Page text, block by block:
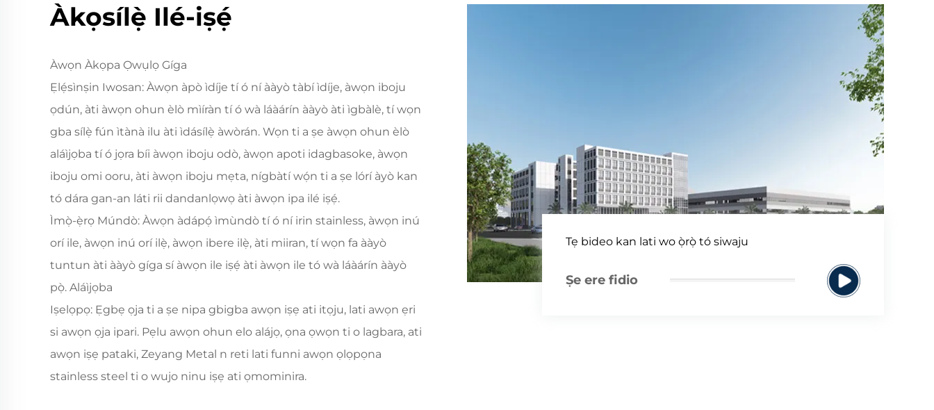
Àkọsílẹ̀ Ilé-iṣẹ́
Àwọn Àkọpa Ọwụlọ Gíga
Ẹlẹ́sìnṣin Iwosan: Àwọn àpò ìdíje tí ó ní ààyò tàbí ìdíje, àwọn iboju
ọdún, àti àwọn ohun èlò mìíràn tí ó wà láàárín ààyò àti ìgbàlè, tí wọn
gba sílẹ̀ fún ìtànà ilu àti ìdásílẹ̀ àwòrán. Wọn ti a ṣe àwọn ohun èlò
aláìjọba tí ó jọra bíi àwọn iboju odò, àwọn apoti idagbasoke, àwọn
iboju omi ooru, àti àwọn iboju mẹta, nígbàtí wọ́n ti a ṣe lórí àyò kan
tó dára gan-an láti rii dandanlọwọ àti àwọn ipa ilé iṣẹ́.
Ìmọ̀-ẹ̀rọ Múndò: Àwọn àdápọ́ ìmùndò tí ó ní irin stainless, àwọn inú
orí ile, àwọn inú orí ilẹ̀, àwọn ibere ilẹ̀, àti miiran, tí wọn fa ààyò
tuntun àti ààyò gíga sí àwọn ile iṣẹ́ àti àwọn ile tó wà láàárín ààyò
pọ̀. Aláìjọba
Iṣelọpọ: Ẹgbẹ ọja ti a ṣe nipa gbigba awọn iṣẹ ati itọju, lati awọn ẹri
si awọn ọja ipari. Pẹlu awọn ohun elo alájọ, ọna ọwọn ti o lagbara, ati
awọn iṣẹ pataki, Zeyang Metal n reti lati funni awọn ọlọpọna
stainless steel ti o wujo ninu iṣẹ ati ọmominira.
Tẹ bideo kan lati wo ọ̀rọ̀ tó siwaju
Ṣe ere fidio